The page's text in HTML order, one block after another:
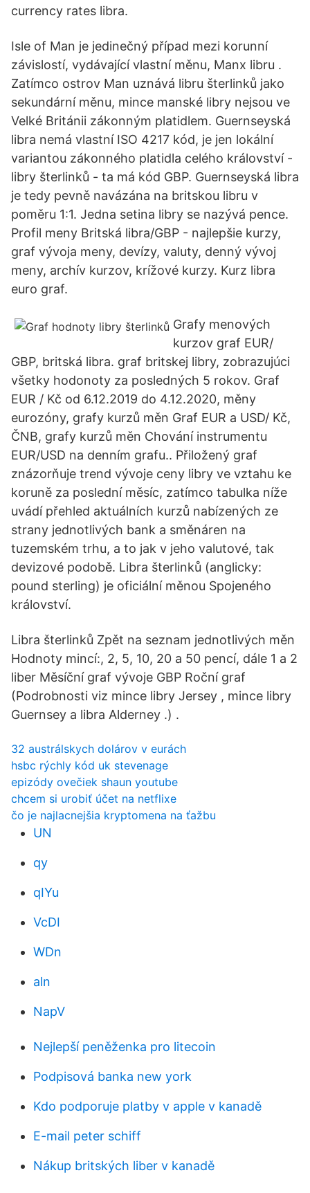
currency rates libra.
Isle of Man je jedinečný případ mezi korunní
závislostí, vydávající vlastní měnu, Manx libru .
Zatímco ostrov Man uznává libru šterlinků jako
sekundární měnu, mince manské libry nejsou ve
Velké Británii zákonným platidlem. Guernseyská
libra nemá vlastní ISO 4217 kód, je jen lokální
variantou zákonného platidla celého království -
libry šterlinků - ta má kód GBP. Guernseyská libra
je tedy pevně navázána na britskou libru v
poměru 1:1. Jedna setina libry se nazývá pence.
Profil meny Britská libra/GBP - najlepšie kurzy,
graf vývoja meny, devízy, valuty, denný vývoj
meny, archív kurzov, krížové kurzy. Kurz libra
euro graf.
Grafy menových
kurzov graf EUR/
GBP, britská libra. graf britskej libry, zobrazujúci
všetky hodonoty za posledných 5 rokov. Graf
EUR / Kč od 6.12.2019 do 4.12.2020, měny
eurozóny, grafy kurzů měn Graf EUR a USD/ Kč,
ČNB, grafy kurzů měn Chování instrumentu
EUR/USD na denním grafu.. Přiložený graf
znázorňuje trend vývoje ceny libry ve vztahu ke
koruně za poslední měsíc, zatímco tabulka níže
uvádí přehled aktuálních kurzů nabízených ze
strany jednotlivých bank a směnáren na
tuzemském trhu, a to jak v jeho valutové, tak
devizové podobě. Libra šterlinků (anglicky:
pound sterling) je oficiální měnou Spojeného
království.
Libra šterlinků Zpět na seznam jednotlivých měn
Hodnoty mincí:, 2, 5, 10, 20 a 50 pencí, dále 1 a 2
liber Měsíční graf vývoje GBP Roční graf
(Podrobnosti viz mince libry Jersey , mince libry
Guernsey a libra Alderney .) .
32 austrálskych dolárov v eurách
hsbc rýchly kód uk stevenage
epizódy ovečiek shaun youtube
chcem si urobiť účet na netflixe
čo je najlacnejšia kryptomena na ťažbu
UN
qy
qIYu
VcDI
WDn
aln
NapV
Nejlepší peněženka pro litecoin
Podpisová banka new york
Kdo podporuje platby v apple v kanadě
E-mail peter schiff
Nákup britských liber v kanadě